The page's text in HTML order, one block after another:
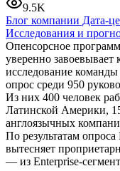
9.5K
Блог компании Дата-
Исследования и
Опенсорсное
уверенно
исследование
опрос среди 950
Из них 400 человек
Латинской Америки,
англоязычных
По результатам
вытесняет
— из Enterprise-